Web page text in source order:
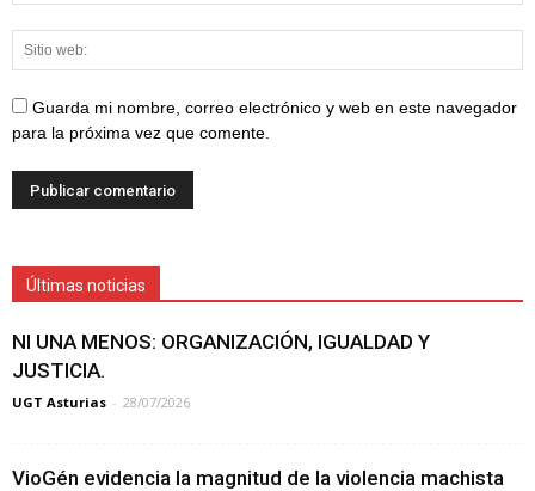
Guarda mi nombre, correo electrónico y web en este navegador
para la próxima vez que comente.
Últimas noticias
NI UNA MENOS: ORGANIZACIÓN, IGUALDAD Y
JUSTICIA.
UGT Asturias - 28/07/2026
VioGén evidencia la magnitud de la violencia machista